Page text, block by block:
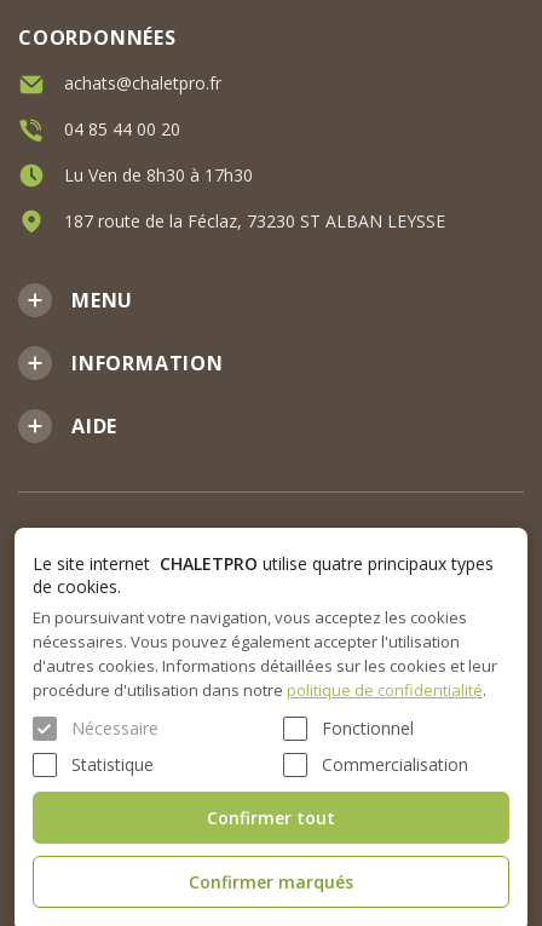
MENU
INFORMATION
AIDE
COORDONNÉES
achats@chaletpro.fr
04 85 44 00 20
Lu Ven de 8h30 à 17h30
187 route de la Féclaz, 73230 ST ALBAN LEYSSE
© 2015-2026. SARL Chalet Pro tous droits réservés
Le site internet CHALETPRO utilise quatre principaux types
de cookies.
En poursuivant votre navigation, vous acceptez les cookies
nécessaires. Vous pouvez également accepter l'utilisation
d'autres cookies. Informations détaillées sur les cookies et leur
procédure d'utilisation dans notre politique de confidentialité.
Nécessaire
Fonctionnel
Statistique
Commercialisation
Confirmer marqués
Confirmer tout